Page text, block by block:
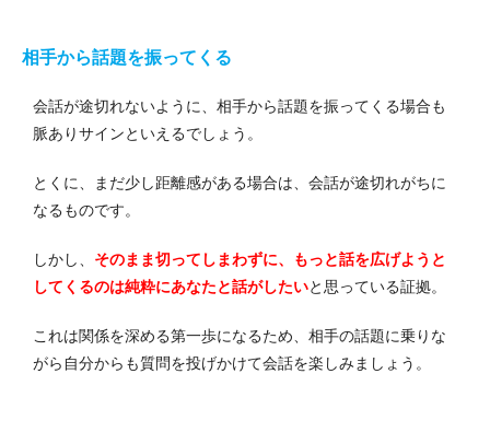
相手から話題を振ってくる
会話が途切れないように、相手から話題を振ってくる場合も
脈ありサインといえるでしょう。
とくに、まだ少し距離感がある場合は、会話が途切れがちに
なるものです。
しかし、 そのまま切ってしまわずに、もっと話を広げようと
してくるのは純粋にあなたと話がしたいと思っている証拠。
これは関係を深める第一歩になるため、相手の話題に乗りな
がら自分からも質問を投げかけて会話を楽しみましょう。